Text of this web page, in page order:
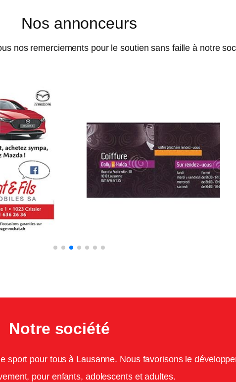
Nos annonceurs
nos remerciements pour le soutien sans faille à notre
Notre société
pour tous à Lausanne. Nous favorisons le
pour enfants, adolescents et adultes.